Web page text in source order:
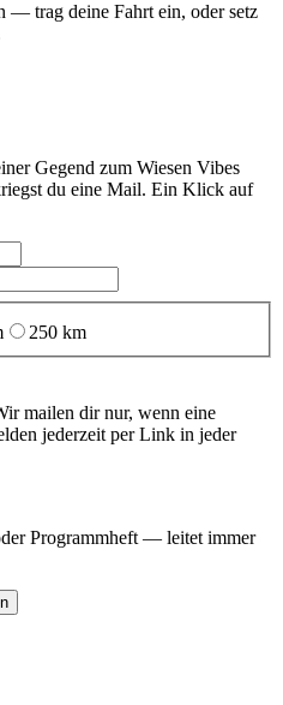
— trag deine Fahrt ein, oder setz
Gegend zum Wiesen Vibes
du eine Mail. Ein Klick auf
250 km
mailen dir nur, wenn eine
jederzeit per Link in jeder
Programmheft — leitet immer